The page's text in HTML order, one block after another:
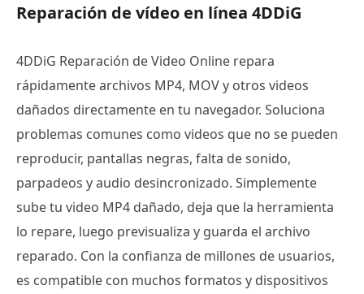
Reparación de vídeo en línea 4DDiG
4DDiG Reparación de Video Online repara
rápidamente archivos MP4, MOV y otros videos
dañados directamente en tu navegador. Soluciona
problemas comunes como videos que no se pueden
reproducir, pantallas negras, falta de sonido,
parpadeos y audio desincronizado. Simplemente
sube tu video MP4 dañado, deja que la herramienta
lo repare, luego previsualiza y guarda el archivo
reparado. Con la confianza de millones de usuarios,
es compatible con muchos formatos y dispositivos